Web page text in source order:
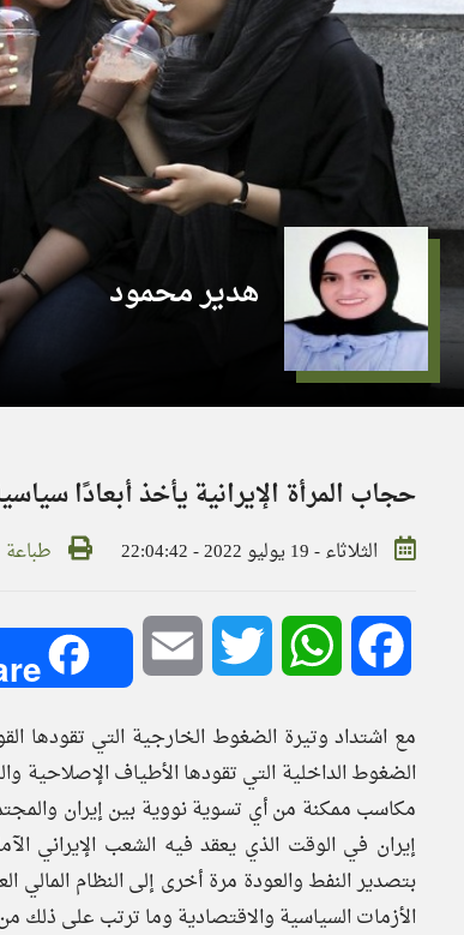
هدير محمود
حجاب المرأة الإيرانية يأخذ أبعادًا سياسية
الثلاثاء - 19 يوليو 2022 - 22:04:42 طباعة
Facebook
WhatsApp
Twitter
Email
مع اشتداد وتيرة الضغوط الخارجية التي تقودها
الضغوط الداخلية التي تقودها الأطياف الإصلاحية
مكاسب ممكنة من أي تسوية نووية بين إيران
إيران في الوقت الذي يعقد فيه الشعب الإيراني
بتصدير النفط والعودة مرة أخرى إلى النظام المالي
الأزمات السياسية والاقتصادية وما ترتب على ذلك